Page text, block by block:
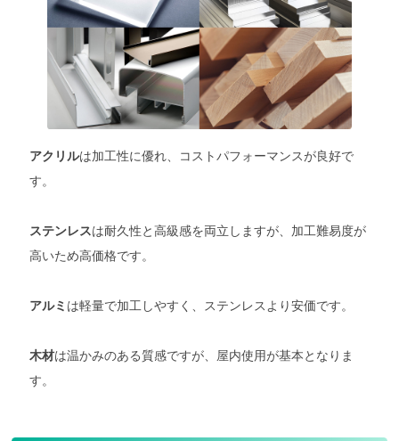
アクリルは加工性に優れ、コストパフォーマンスが良好で
す。
ステンレスは耐久性と高級感を両立しますが、加工難易度が
高いため高価格です。
アルミ は軽量で加工しやすく、ステンレスより安価です。
木材は温かみのある質感ですが、屋内使用が基本となりま
す。